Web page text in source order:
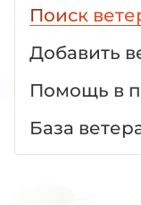
Поиск
Добавить
Помощь в
База